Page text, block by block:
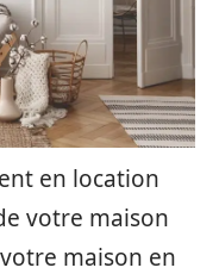
en location
votre maison
maison en